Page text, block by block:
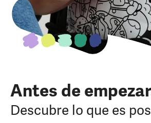
Antes de
Descubre lo que es